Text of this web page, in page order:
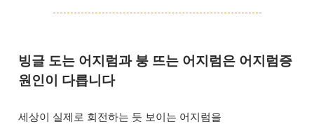
빙글 도는 어지럼과 붕 뜨는 어지럼은 어지럼증
원인이 다릅니다
세상이 실제로 회전하는 듯 보이는 어지럼을